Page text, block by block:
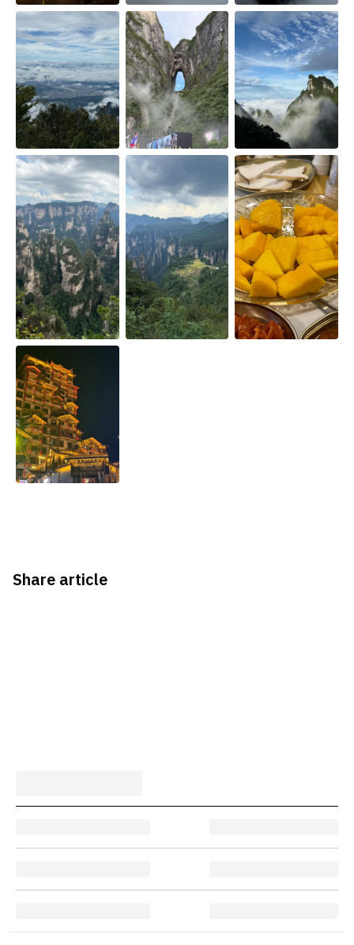
Share article